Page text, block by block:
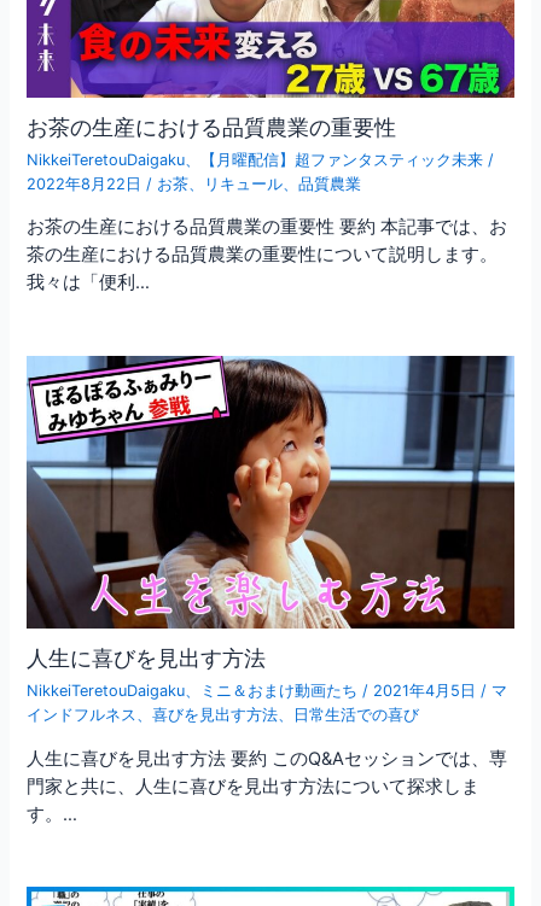
お茶の生産における品質農業の重要性
NikkeiTeretouDaigaku 【月曜配信】超ファンタスティック未来 /
2022年8月22日 / お茶 リキュール 、品質農業
お茶の生産における品質農業の重要性 要約 本記事では、お
茶の生産における品質農業の重要性について説明します。
我々は「便利…
人生に喜びを見出す方法
NikkeiTeretouDaigaku、 ミニ＆おまけ動画たち / 2021年4月5日 / マ
インドフルネス、喜びを見出す方法、 日常生活での喜び
人生に喜びを見出す方法 要約 このQ&Aセッションでは、専
門家と共に、人生に喜びを見出す方法について探求しま
す。…